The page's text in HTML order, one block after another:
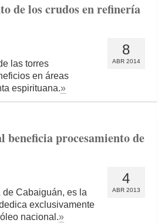
de los crudos en refinería
8
ABR 2014
las torres
en áreas
espirituana.»
beneficia procesamiento de
4
ABR 2013
de Cabaiguán, es la
exclusivamente
nacional.»